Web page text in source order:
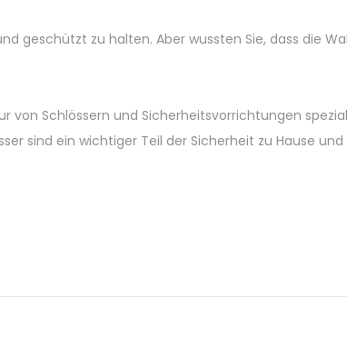
geschützt zu halten. Aber wussten Sie, dass die
von Schlössern und Sicherheitsvorrichtungen
sind ein wichtiger Teil der Sicherheit zu Hause und